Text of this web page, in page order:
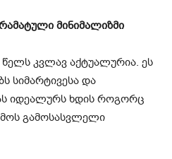
მინიმალიზმი
წელს კვლავ აქტუალურია. ეს
სიმარტივესა და
იდეალურს ხდის როგორც
გამოსასვლელი